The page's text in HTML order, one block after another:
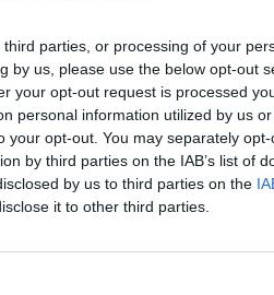
parties, or processing of your
by us, please use the below opt-out
your opt-out request is processed
personal information utilized by us
your opt-out. You may separately
by third parties on the IAB’s list of
by us to third parties on the
it to other third parties.
histoire